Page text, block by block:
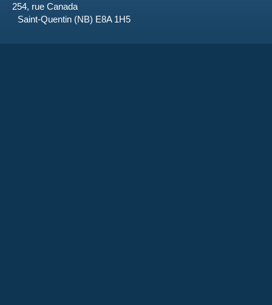
254, rue Canada
Saint-Quentin (NB) E8A 1H5